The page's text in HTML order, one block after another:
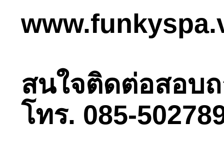
สนใจติดต่อสอบ
โทร. 085-